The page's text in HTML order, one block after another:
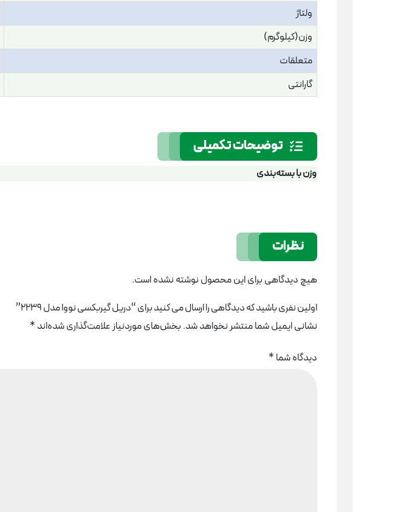
ولتاژ
وزن(کیلوگرم)
متعلقات
گارانتی
توضیحات تکمیلی
وزن با بسته‌بندی
نظرات
هیچ دیدگاهی برای این محصول نوشته نشده است.
اولین نفری باشید که دیدگاهی را ارسال می کنید برای “دریل گیربکسی نووا مدل 2239”
نشانی ایمیل شما منتشر نخواهد شد. بخش‌های موردنیاز علامت‌گذاری شده‌اند *
دیدگاه شما *